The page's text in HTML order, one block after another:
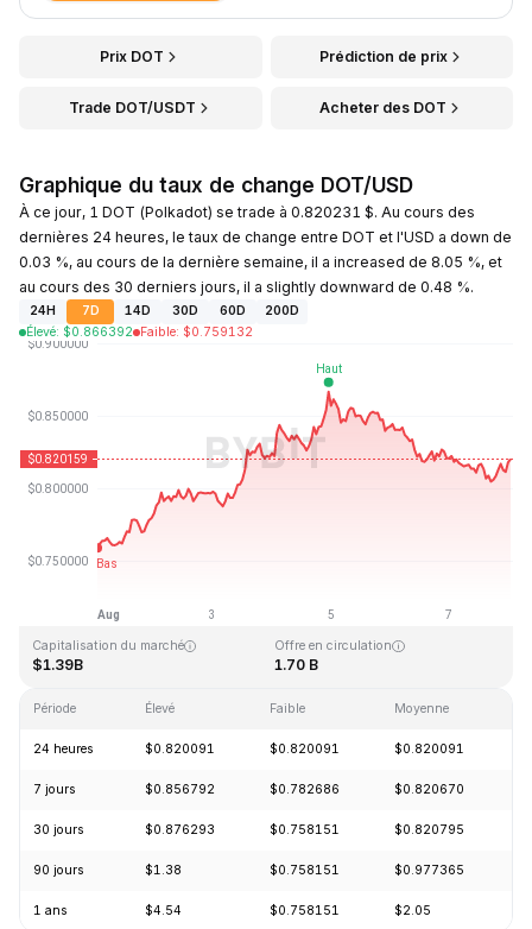
Prix DOT Prédiction de prix
Trade DOT/USDT Acheter des DOT
Graphique du taux de change DOT/USD
À ce jour, 1 DOT (Polkadot) se trade à 0.820231 $. Au cours des
dernières 24 heures, le taux de change entre DOT et l'USD a down de
0.03 %, au cours de la dernière semaine, il a increased de 8.05 %, et
au cours des 30 derniers jours, il a slightly downward de 0.48 %.
24H 7D 14D 30D 60D
200D
Élevé: $0.866392 Faible: $0.759132
Dernière mise à jour : 2026-08-08, 01:19 GMT+0
$0.746764
Capitalisation du marché
$1.39B
Offre en circulation
1.70 B
Période Élevé Faible Moyenne
24 heures $0.820091 $0.820091 $0.820091
7 jours $0.856792 $0.782686 $0.820670
30 jours $0.876293 $0.758151 $0.820795
90 jours $1.38 $0.758151 $0.977365
1 ans $4.54 $0.758151 $2.05